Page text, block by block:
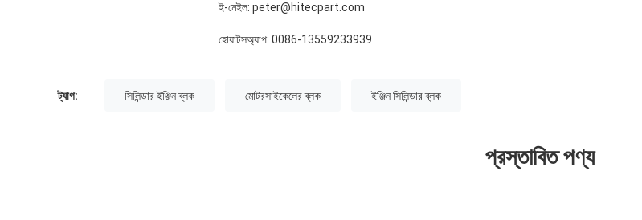
ই-মেইল: peter@hitecpart.com
হোয়াটসঅ্যাপ: 0086-13559233939
ট্যাগ: সিলিন্ডার ইঞ্জিন ব্লক মোটরসাইকেলের ব্লক ইঞ্জিন সিলিন্ডার ব্লক
প্রস্তাবিত পণ্য